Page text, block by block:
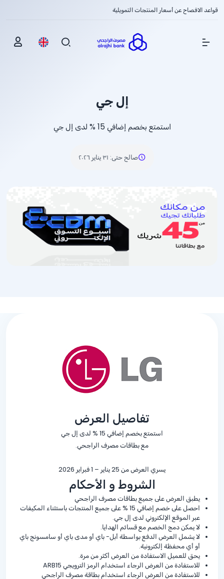
قواعد الافصاح عن أسعار المنتجات التمويلية
Show Menu
إل جي
استمتع بخصم إضافي % 15 لدى إل جي
صالح حتى: ٣١ يناير ٢٠٢٦
تفاصيل العرض
استمتع بخصم إضافي % 15 لدى إل جي
مع بطاقات مصرف الراجحي.
يسري العرض من 25 يناير – 1 فبراير 2026
الشروط و الأحكام
يطبق العرض على جميع بطاقات مصرف الراجحي
احصل على خصم إضافي % 15 على جميع المنتجات باستثناء المكيفات
عبر الموقع الإلكتروني لدى إل جي.
لا يمكن دمج الخصم مع قسائم الهدايا.
لا يشمل العرض الدفع بواسطة أبل- باي أو مدى باي أو سامسونج باي
أو أي محفظة إلكترونية.
يحق للعميل الاستفادة من العرض أكثر من مرة.
للاستفادة من العرض الرجاء استخدام الرمز الترويجي ARB15
للاستفادة من العرض الرجاء استخدام بطاقة مصرف الراجحي